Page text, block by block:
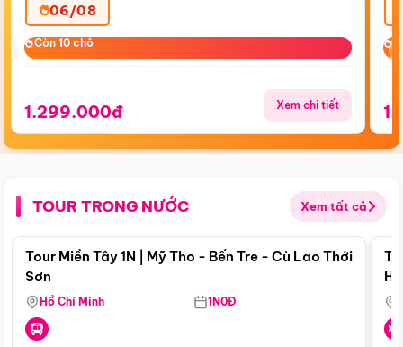
06/08
Còn 10 chỗ
Còn 10 chỗ
1.299.000đ Xem chi tiết
TOUR TRONG NƯỚC Xem tất cả
Điểm nổi bật
Tour Miền Tây 1N | Mỹ Tho - Bến Tre - Cù Lao Thới
Sơn
Hồ Chí Minh 1N0Đ